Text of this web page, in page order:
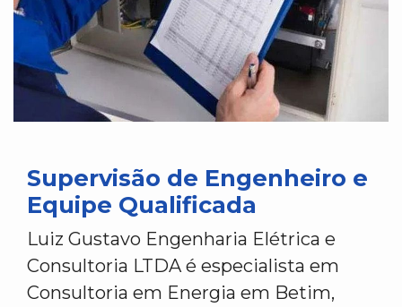
Supervisão de Engenheiro e
Equipe Qualificada
Luiz Gustavo Engenharia Elétrica e
Consultoria LTDA é especialista em
Consultoria em Energia em Betim,